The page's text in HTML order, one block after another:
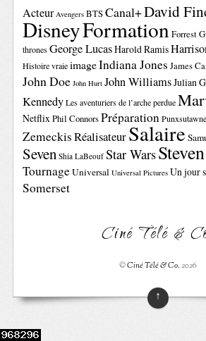
Acteur Avengers BTSCanal+David
DisneyFormationForrest
thrones George LucasHarold Ramis
Histoire vraie imageIndiana Jones James
John Doe John Hurt John WilliamsJulian
Kennedy Les aventuriers de l’arche perdue
NetflixPhil ConnorsPréparation
ZemeckisRéalisateurSalaire
Seven Shia LaBeouf Star Wars
TournageUniversal Universal Pictures Un jour
Somerset
Ciné Télé &
©Ciné Télé & Co.2026
↑